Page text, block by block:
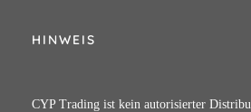
HINWEIS
CYP Trading ist kein autorisierter